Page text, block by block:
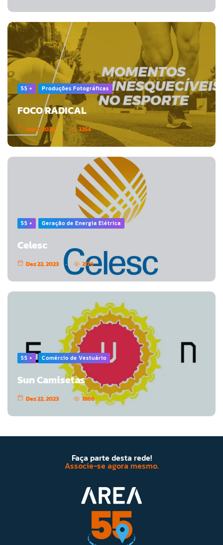
55 + Produções Fotográficas
FOCO RADICAL
Jan 3, 2024 2254
55 + Geração de Energia Elétrica
Celesc
Dez 22, 2023 2176
55 + Comércio de Vestuário
Sun Camisetas
Dez 22, 2023 1866
Faça parte desta rede!
Associe-se agora mesmo.